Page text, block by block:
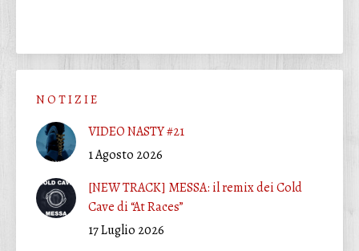
N O T I Z I E
VIDEO NASTY #21
1 Agosto 2026
[NEW TRACK] MESSA: il remix dei Cold
Cave di “At Races”
17 Luglio 2026